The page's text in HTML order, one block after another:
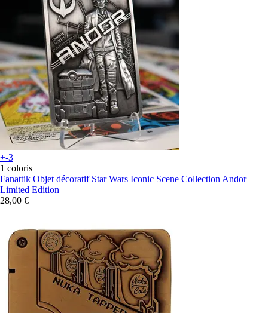
+-3
1 coloris
Fanattik Objet décoratif Star Wars Iconic Scene Collection Andor
Limited Edition
28,00 €